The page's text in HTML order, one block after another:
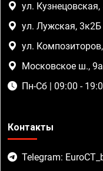
ул.
ул. Лужская, 3к2Б
ул.
Московское ш.,
Пн-Сб | 09:00 -
Контакты
Telegram: